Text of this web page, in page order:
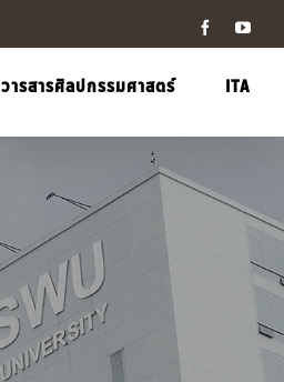
Facebook
วารสารศิลปกรรมศาสตร์ ITA